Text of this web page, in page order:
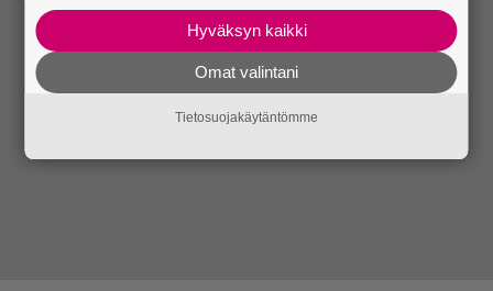
Hyväksyn kaikki
Omat valintani
Tietosuojakäytäntömme